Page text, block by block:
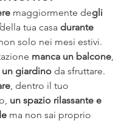
maggiormente degli
della tua casa durante
solo nei mesi estivi.
manca un balcone,
un giardino da sfruttare.
, dentro il tuo
un spazio rilassante e
ma non sai proprio